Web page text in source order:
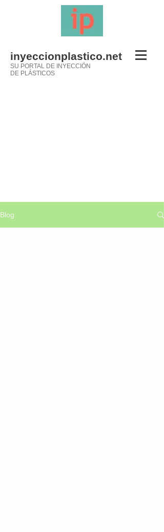
inyeccionplastico.net
SU PORTAL DE INYECCIÓN
DE PLÁSTICOS
Blog